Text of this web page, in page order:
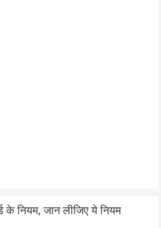
नियम, जान लीजिए ये नियम